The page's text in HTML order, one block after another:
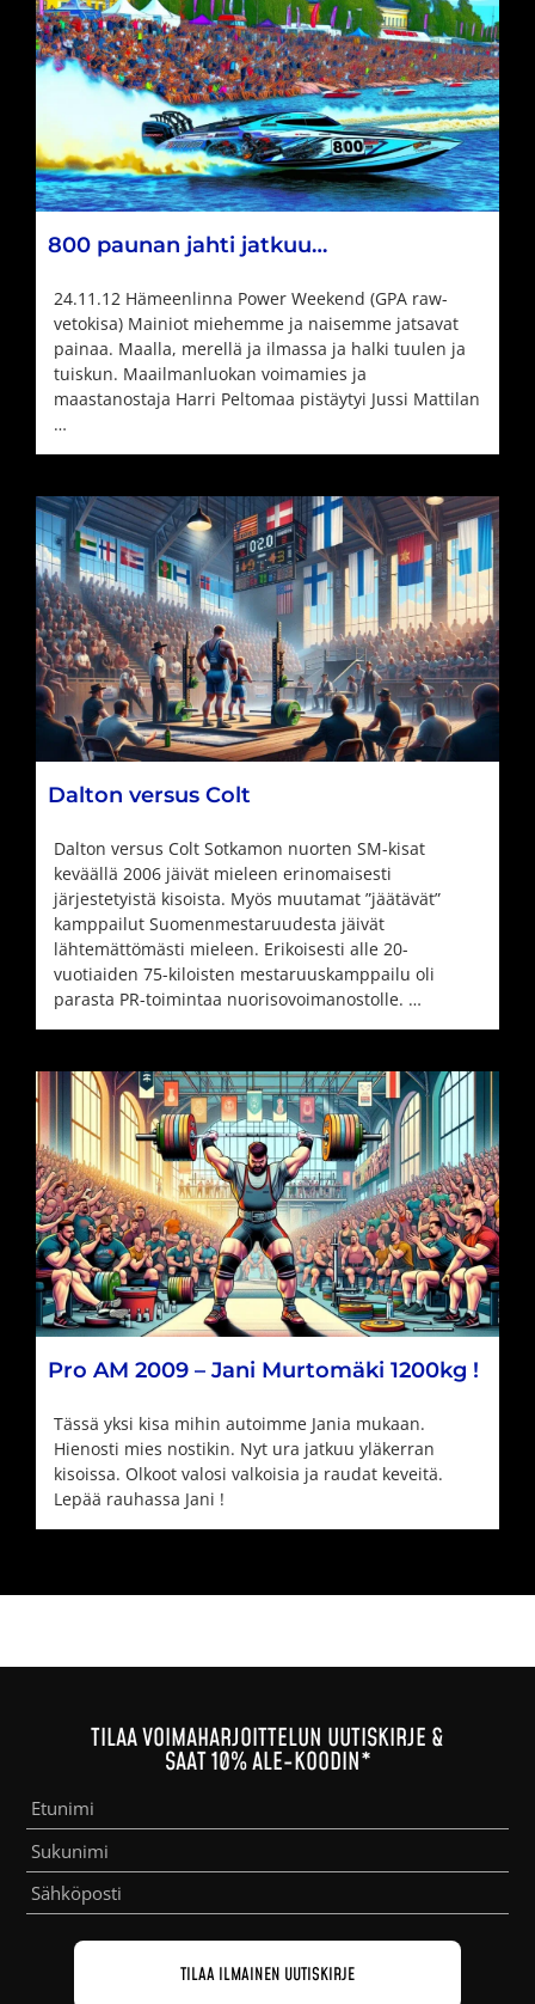
800 paunan jahti jatkuu…
24.11.12 Hämeenlinna Power Weekend (GPA raw-
vetokisa) Mainiot miehemme ja naisemme jatsavat
painaa. Maalla, merellä ja ilmassa ja halki tuulen ja
tuiskun. Maailmanluokan voimamies ja
maastanostaja Harri Peltomaa pistäytyi Jussi Mattilan
…
Dalton versus Colt
Dalton versus Colt Sotkamon nuorten SM-kisat
keväällä 2006 jäivät mieleen erinomaisesti
järjestetyistä kisoista. Myös muutamat ”jäätävät”
kamppailut Suomenmestaruudesta jäivät
lähtemättömästi mieleen. Erikoisesti alle 20-
vuotiaiden 75-kiloisten mestaruuskamppailu oli
parasta PR-toimintaa nuorisovoimanostolle. …
Pro AM 2009 – Jani Murtomäki 1200kg !
Tässä yksi kisa mihin autoimme Jania mukaan.
Hienosti mies nostikin. Nyt ura jatkuu yläkerran
kisoissa. Olkoot valosi valkoisia ja raudat keveitä.
Lepää rauhassa Jani !
TILAA VOIMAHARJOITTELUN UUTISKIRJE &
SAAT 10% ALE-KOODIN*